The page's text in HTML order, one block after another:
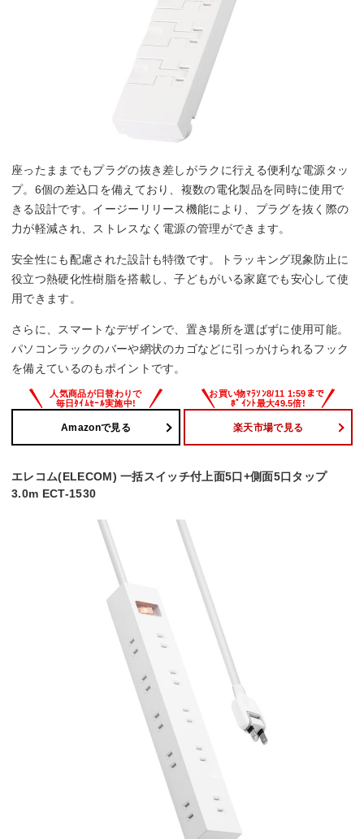
座ったままでもプラグの抜き差しがラクに行える便利な電源タッ
プ。6個の差込口を備えており、複数の電化製品を同時に使用で
きる設計です。イージーリリース機能により、プラグを抜く際の
力が軽減され、ストレスなく電源の管理ができます。
安全性にも配慮された設計も特徴です。トラッキング現象防止に
役立つ熱硬化性樹脂を搭載し、子どもがいる家庭でも安心して使
用できます。
さらに、スマートなデザインで、置き場所を選ばずに使用可能。
パソコンラックのバーや網状のカゴなどに引っかけられるフック
を備えているのもポイントです。
Amazonで見る 楽天市場で見る
エレコム(ELECOM) 一括スイッチ付上面5口+側面5口タップ
3.0m ECT-1530